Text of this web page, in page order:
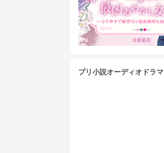
プリ小説オーディオドラマ